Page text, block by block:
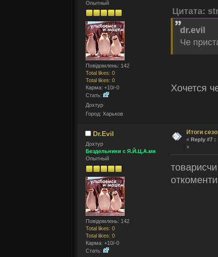
Опытный
Повідомлень: 142
Total likes: 0
Total likes: 0
Карма: +10/-0
Стать:
Дохтур
Город: Харьков
Цитата:
dr.evil
Че
Хочется
Dr.Evil
Дохтур
Бездельники с Я.Й.Ц.А.ми
Опытный
Повідомлень: 142
Total likes: 0
Total likes: 0
Карма: +10/-0
Стать:
Итоги
« Reply #7 :
»